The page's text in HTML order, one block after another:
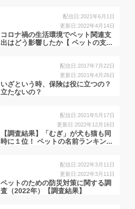
配信日:2021年6月1日
更新日:2022年4月14日
コロナ禍の生活環境でペット関連支
出はどう影響したか【 ペットの支...
配信日:2017年7月22日
更新日:2021年4月26日
いざという時、保険は役に立つの？
立たないの？
配信日:2021年5月17日
更新日:2022年12月16日
【調査結果】「むぎ」が犬も猫も同
時に１位！ ペットの名前ランキン...
配信日:2022年3月11日
更新日:2022年3月11日
ペットのための防災対策に関する調
査（2022年）【調査結果】